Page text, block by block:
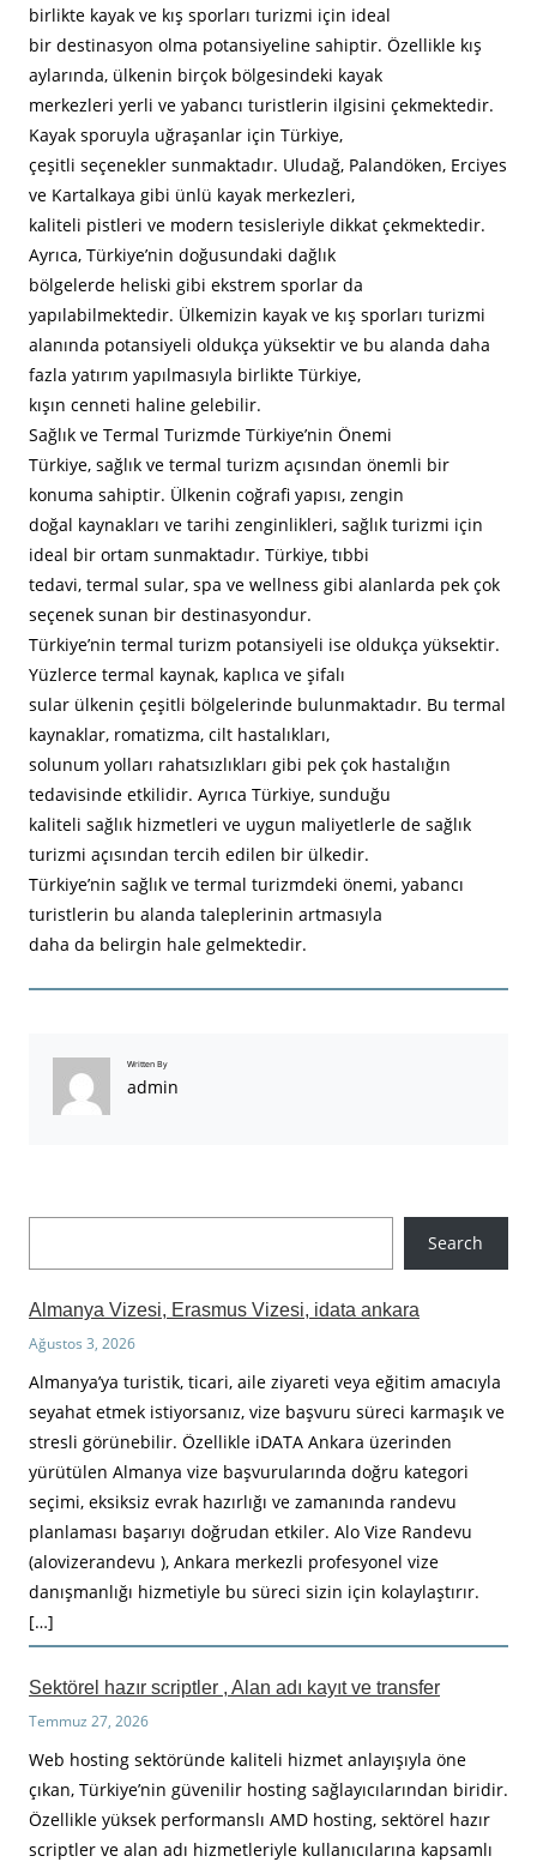
birlikte kayak ve kış sporları turizmi için ideal
bir destinasyon olma potansiyeline sahiptir. Özellikle kış
aylarında, ülkenin birçok bölgesindeki kayak
merkezleri yerli ve yabancı turistlerin ilgisini çekmektedir.
Kayak sporuyla uğraşanlar için Türkiye,
çeşitli seçenekler sunmaktadır. Uludağ, Palandöken, Erciyes
ve Kartalkaya gibi ünlü kayak merkezleri,
kaliteli pistleri ve modern tesisleriyle dikkat çekmektedir.
Ayrıca, Türkiye’nin doğusundaki dağlık
bölgelerde heliski gibi ekstrem sporlar da
yapılabilmektedir. Ülkemizin kayak ve kış sporları turizmi
alanında potansiyeli oldukça yüksektir ve bu alanda daha
fazla yatırım yapılmasıyla birlikte Türkiye,
kışın cenneti haline gelebilir.
Sağlık ve Termal Turizmde Türkiye’nin Önemi
Türkiye, sağlık ve termal turizm açısından önemli bir
konuma sahiptir. Ülkenin coğrafi yapısı, zengin
doğal kaynakları ve tarihi zenginlikleri, sağlık turizmi için
ideal bir ortam sunmaktadır. Türkiye, tıbbi
tedavi, termal sular, spa ve wellness gibi alanlarda pek çok
seçenek sunan bir destinasyondur.
Türkiye’nin termal turizm potansiyeli ise oldukça yüksektir.
Yüzlerce termal kaynak, kaplıca ve şifalı
sular ülkenin çeşitli bölgelerinde bulunmaktadır. Bu termal
kaynaklar, romatizma, cilt hastalıkları,
solunum yolları rahatsızlıkları gibi pek çok hastalığın
tedavisinde etkilidir. Ayrıca Türkiye, sunduğu
kaliteli sağlık hizmetleri ve uygun maliyetlerle de sağlık
turizmi açısından tercih edilen bir ülkedir.
Türkiye’nin sağlık ve termal turizmdeki önemi, yabancı
turistlerin bu alanda taleplerinin artmasıyla
daha da belirgin hale gelmektedir.
Written By
admin
Search
Almanya Vizesi, Erasmus Vizesi, idata ankara
Ağustos 3, 2026
Almanya’ya turistik, ticari, aile ziyareti veya eğitim amacıyla
seyahat etmek istiyorsanız, vize başvuru süreci karmaşık ve
stresli görünebilir. Özellikle iDATA Ankara üzerinden
yürütülen Almanya vize başvurularında doğru kategori
seçimi, eksiksiz evrak hazırlığı ve zamanında randevu
planlaması başarıyı doğrudan etkiler. Alo Vize Randevu
(alovizerandevu ), Ankara merkezli profesyonel vize
danışmanlığı hizmetiyle bu süreci sizin için kolaylaştırır.
[…]
Sektörel hazır scriptler , Alan adı kayıt ve transfer
Temmuz 27, 2026
Web hosting sektöründe kaliteli hizmet anlayışıyla öne
çıkan, Türkiye’nin güvenilir hosting sağlayıcılarından biridir.
Özellikle yüksek performanslı AMD hosting, sektörel hazır
scriptler ve alan adı hizmetleriyle kullanıcılarına kapsamlı